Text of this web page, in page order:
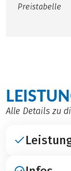
Preistabelle
Alle Details zu